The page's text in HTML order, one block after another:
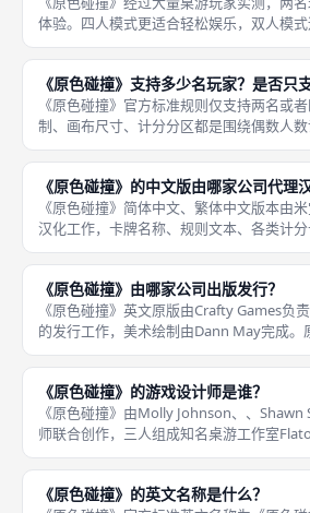
体验。四人模式更适合轻松娱乐，双人模
抗。双人4乘4画布规模适中，玩家可以精
相封锁得分区域，每一次放置卡牌都充满
空间
《原色碰撞》支持多少名玩家？是否只
《原色碰撞》官方标准规则仅支持两名或
制、画布尺寸、计分分区都是围绕偶数人
体规则。如果凑齐三名玩家，无法正常开
战或者更换其他桌游。 双人模式画布尺寸
扩大至
《原色碰撞》的中文版由哪家公司代理
《原色碰撞》简体中文、繁体中文版本由
汉化工作，卡牌名称、规则文本、各类计
润色，优化国内玩家阅读体验。汉化版本
同时兼容官方推广卡规则，没有删减任何
使用《原
《原色碰撞》由哪家公司出版发行？
《原色碰撞》英文原版由Crafty Games负
的发行工作，美术绘制由Dann May完成。
产品定位便携口袋卡牌桌游，主打双人、
Games委托Flatout Games团
《原色碰撞》的游戏设计师是谁？
《原色碰撞》由Molly Johnson、、
师联合创作，三人组成知名桌游工作室
长设计轻量化、易上手同时具备策略深度
《分数沙拉》《Verdant
《原色碰撞》的英文名称是什么？